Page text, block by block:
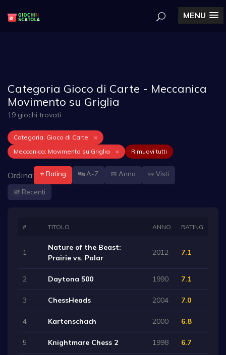
MENU
Categoria Gioco di Carte - Meccanica
Movimento su Griglia
19 giochi trovati
Categoria: Gioco di Carte
×
Meccanica: Movimento su Griglia
× Rimuovi tutti
Ordina: ⭐ Rating 🔤 A-Z 📅 Anno 👀 Visti
🆕 Recenti
# TITOLO ANNO RATING
1
Nature of the Beast:
Prairie vs. Polar
2012 7.1
2 Daytona 500 1990 7.1
3 ChessHeads 2004 7.0
4 Kartenschach 2000 6.8
5 Knightmare Chess 2 1998 6.7